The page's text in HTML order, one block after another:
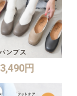
3,490円